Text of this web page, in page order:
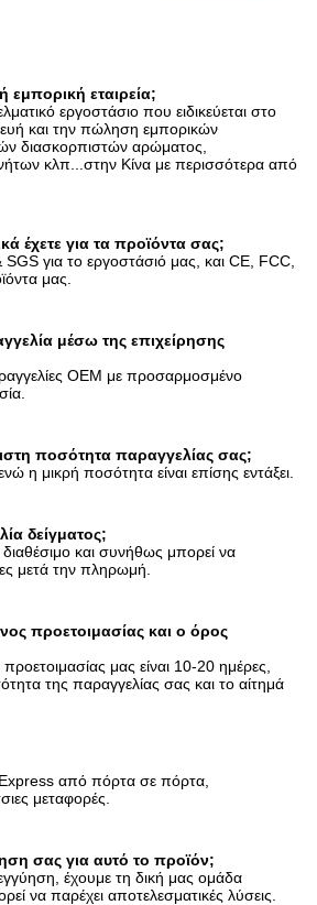
εμπορική εταιρεία;
εργοστάσιο που ειδικεύεται στο
και την πώληση εμπορικών
διασκορπιστών αρώματος,
κλπ...στην Κίνα με περισσότερα από
έχετε για τα προϊόντα σας;
για το εργοστάσιό μας, και CE, FCC,
μας.
μέσω της επιχείρησης
OEM με προσαρμοσμένο
ποσότητα παραγγελίας σας;
η μικρή ποσότητα είναι επίσης εντάξει.
δείγματος;
διαθέσιμο και συνήθως μπορεί να
μετά την πληρωμή.
προετοιμασίας και ο όρος
μας είναι 10-20 ημέρες,
της παραγγελίας σας και το αίτημά
από πόρτα σε πόρτα,
μεταφορές.
σας για αυτό το προϊόν;
έχουμε τη δική μας ομάδα
να παρέχει αποτελεσματικές λύσεις.